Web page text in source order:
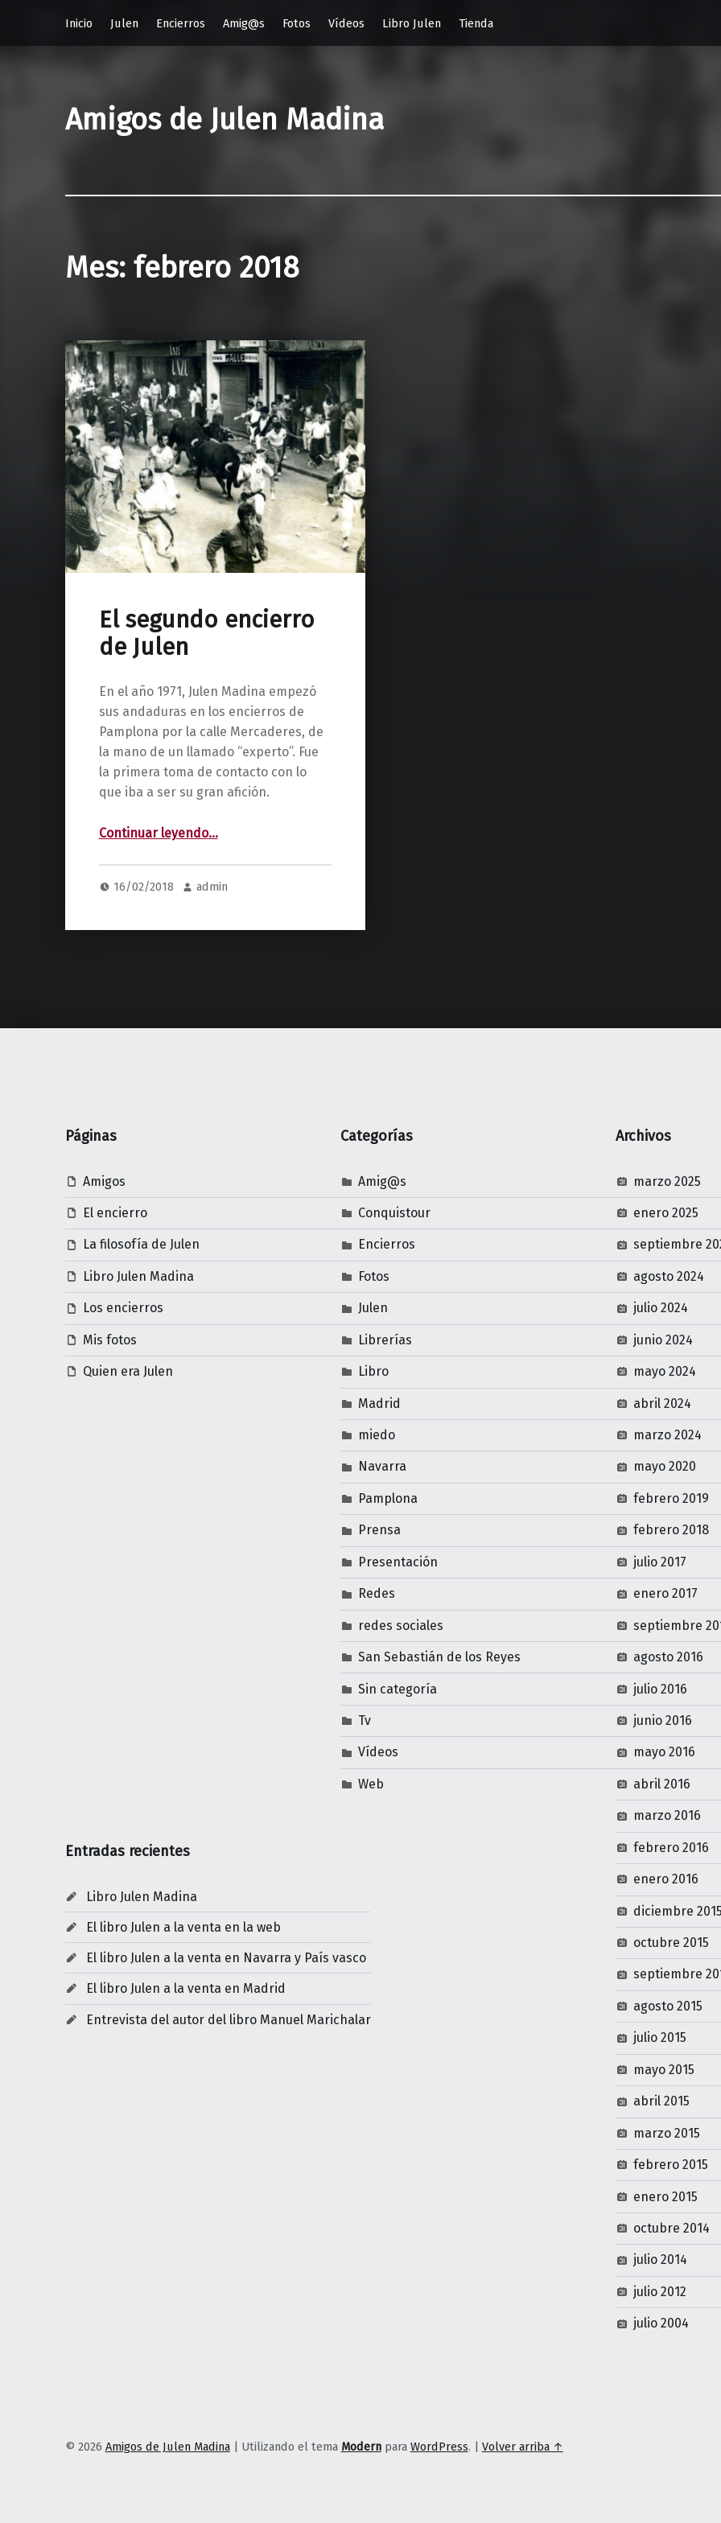
Inicio Julen Encierros Amig@s Fotos Vídeos Libro Julen Tienda
Amigos de Julen Madina
Mes: febrero 2018
El segundo encierro
de Julen
En el año 1971, Julen Madina empezó
sus andaduras en los encierros de
Pamplona por la calle Mercaderes, de
la mano de un llamado “experto”. Fue
la primera toma de contacto con lo
que iba a ser su gran afición.
Continuar leyendo…
16/02/2018 admin
Páginas
Amigos
El encierro
La filosofía de Julen
Libro Julen Madina
Los encierros
Mis fotos
Quien era Julen
Categorías
Amig@s
Conquistour
Encierros
Fotos
Julen
Librerías
Libro
Madrid
miedo
Navarra
Pamplona
Prensa
Presentación
Redes
redes sociales
San Sebastián de los Reyes
Sin categoría
Tv
Vídeos
Web
Entradas recientes
Libro Julen Madina
El libro Julen a la venta en la web
El libro Julen a la venta en Navarra y País vasco
El libro Julen a la venta en Madrid
Entrevista del autor del libro Manuel Marichalar
Archivos
marzo 2025
enero 2025
septiembre
agosto 2024
julio 2024
junio 2024
mayo 2024
abril 2024
marzo 2024
mayo 2020
febrero 2019
febrero 2018
julio 2017
enero 2017
septiembre
agosto 2016
julio 2016
junio 2016
mayo 2016
abril 2016
marzo 2016
febrero 2016
enero 2016
diciembre
octubre 2015
septiembre
agosto 2015
julio 2015
mayo 2015
abril 2015
marzo 2015
febrero 2015
enero 2015
octubre 2014
julio 2014
julio 2012
julio 2004
© 2026 Amigos de Julen Madina | Utilizando el tema Modernpara WordPress. | Volver arriba ↑